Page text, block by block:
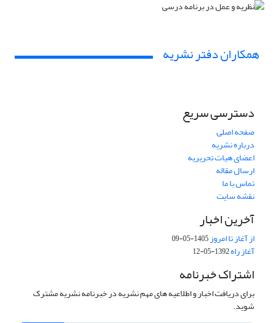
همکاران دفتر نشریه
دسترسی سریع
صفحه اصلی
درباره نشریه
اعضای هیات تحریریه
ارسال مقاله
تماس با ما
نقشه سایت
آخرین اخبار
از آغاز تا امروز1405-05-09
آغاز راه1392-05-12
اشتراک خبرنامه
برای دریافت اخبار و اطلاعیه های مهم نشریه در خبرنامه نشریه مشترک
شوید.